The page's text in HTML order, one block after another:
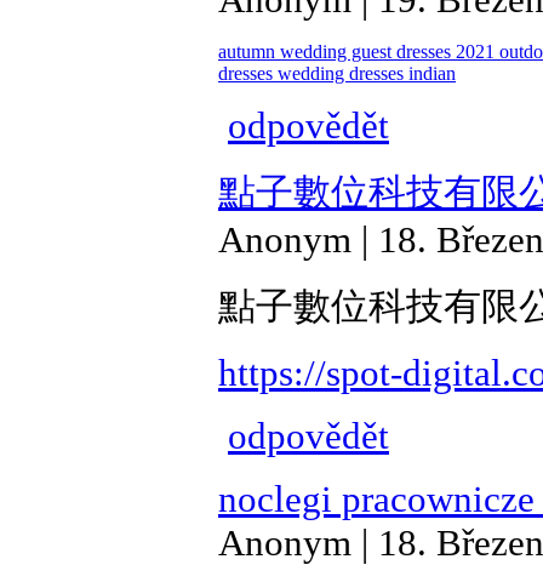
autumn wedding guest dresses 2021
dresses wedding dresses indian
odpovědět
點子數位科技有限
Anonym | 18.
點子數位科技有限
https://spot-
odpovědět
noclegi
Anonym | 18.